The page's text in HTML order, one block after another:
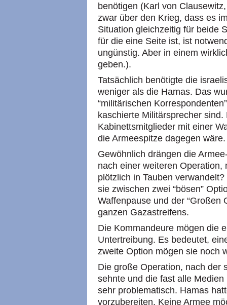
benötigen (Karl von
zwar über den Krieg, dass es
Situation gleichzeitig für beide
für die eine Seite ist, ist
ungünstig. Aber in einem
geben.).
Tatsächlich benötigte die
weniger als die Hamas. Das
“militärischen
kaschierte Militärsprecher
Kabinettsmitglieder mit einer
die Armeespitze dagegen wäre.
Gewöhnlich drängen die
nach einer weiteren
plötzlich in Tauben
sie zwischen zwei “bösen”
Waffenpause und der “Großen
ganzen Gazastreifens.
Die Kommandeure mögen die
Untertreibung. Es bedeutet,
zweite Option mögen sie noch
Die große Operation, nach der
sehnte und die fast alle
sehr problematisch. Hamas
vorzubereiten. Keine Armee